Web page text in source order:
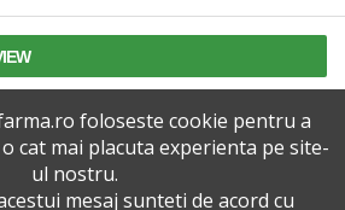
foloseste cookie pentru a
cat mai placuta experienta pe site-
ul nostru.
mesaj sunteti de acord cu